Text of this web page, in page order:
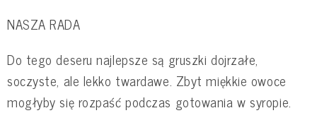
NASZA RADA
Do tego deseru najlepsze są gruszki dojrzałe,
soczyste, ale lekko twardawe. Zbyt miękkie owoce
mogłyby się rozpaść podczas gotowania w syropie.